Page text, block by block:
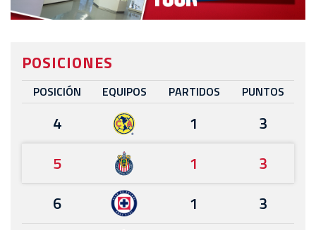
POSICIONES
POSICIÓN EQUIPOS PARTIDOS PUNTOS
4 1
3
5
1
3
6
1
3